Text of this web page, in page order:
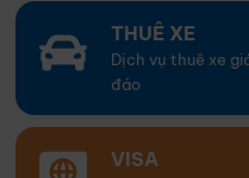
THUÊ XE
Dịch vụ thuê xe
đáo
VISA